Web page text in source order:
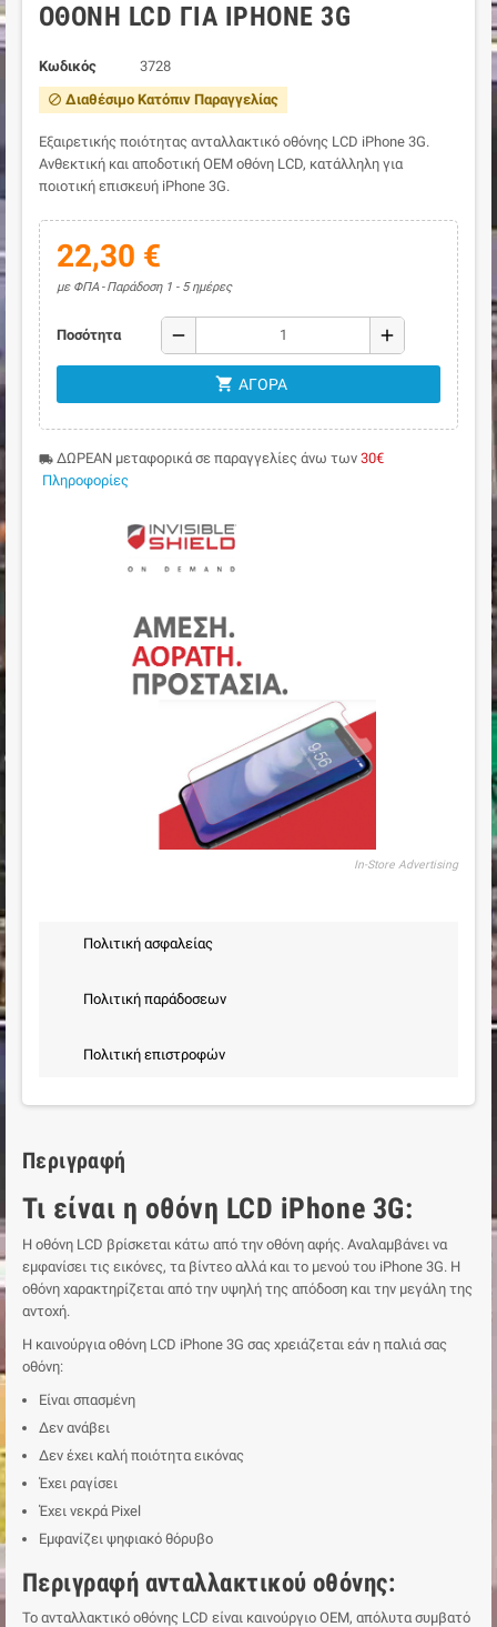
OΘΌΝΗ LCD ΓΙΑ IPHONE 3G
Κωδικός 3728
block Διαθέσιμο Κατόπιν Παραγγελίας
Εξαιρετικής ποιότητας ανταλλακτικό οθόνης LCD iPhone 3G.
Ανθεκτική και αποδοτική ΟΕΜ οθόνη LCD, κατάλληλη για
ποιοτική επισκευή iPhone 3G.
22,30 €
με ΦΠΑ Παράδοση 1 - 5 ημέρες
Ποσότητα remove add
shopping_cart ΑΓΟΡΆ
local_shipping ΔΩΡΕΑΝ μεταφορικά σε παραγγελίες άνω των 30€
Πληροφορίες
In-Store Advertising
Πολιτική ασφαλείας
Πολιτική παράδοσεων
Πολιτική επιστροφών
Περιγραφή
Τι είναι η οθόνη LCD iPhone 3G:
Η οθόνη LCD βρίσκεται κάτω από την οθόνη αφής. Αναλαμβάνει να
εμφανίσει τις εικόνες, τα βίντεο αλλά και το μενού του iPhone 3G. Η
οθόνη χαρακτηρίζεται από την υψηλή της απόδοση και την μεγάλη της
αντοχή.
Η καινούργια οθόνη LCD iPhone 3G σας χρειάζεται εάν η παλιά σας
οθόνη:
Είναι σπασμένη
Δεν ανάβει
Δεν έχει καλή ποιότητα εικόνας
Έχει ραγίσει
Έχει νεκρά Pixel
Εμφανίζει ψηφιακό θόρυβο
Περιγραφή ανταλλακτικού οθόνης:
Το ανταλλακτικό οθόνης LCD είναι καινούργιο ΟΕΜ, απόλυτα συμβατό